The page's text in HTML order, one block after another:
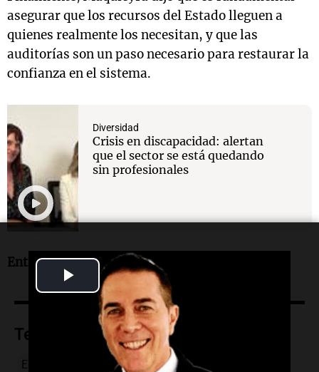
Play
Video
asegurar que los recursos del Estado lleguen a
quienes realmente los necesitan, y que las
auditorías son un paso necesario para restaurar la
confianza en el sistema.
Diversidad
Crisis en discapacidad: alertan
que el sector se está quedando
sin profesionales
Entrevista de Miguel Clariá.
Temas
Emergencia Discapacidad Ley